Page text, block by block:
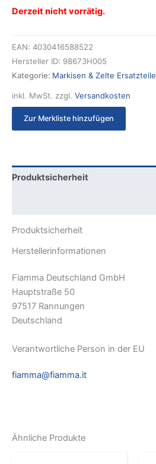
Derzeit nicht vorrätig.
EAN: 4030416588522
Hersteller ID: 98673H005
Kategorie: Markisen & Zelte Ersatzteile
inkl. MwSt. zzgl. Versandkosten
Zur Merkliste hinzufügen
Produktsicherheit
Produktsicherheit
Herstellerinformationen
Fiamma Deutschland GmbH
Hauptstraße 50
97517 Rannungen
Deutschland
Verantwortliche Person in der EU
fiamma@fiamma.it
Ähnliche Produkte